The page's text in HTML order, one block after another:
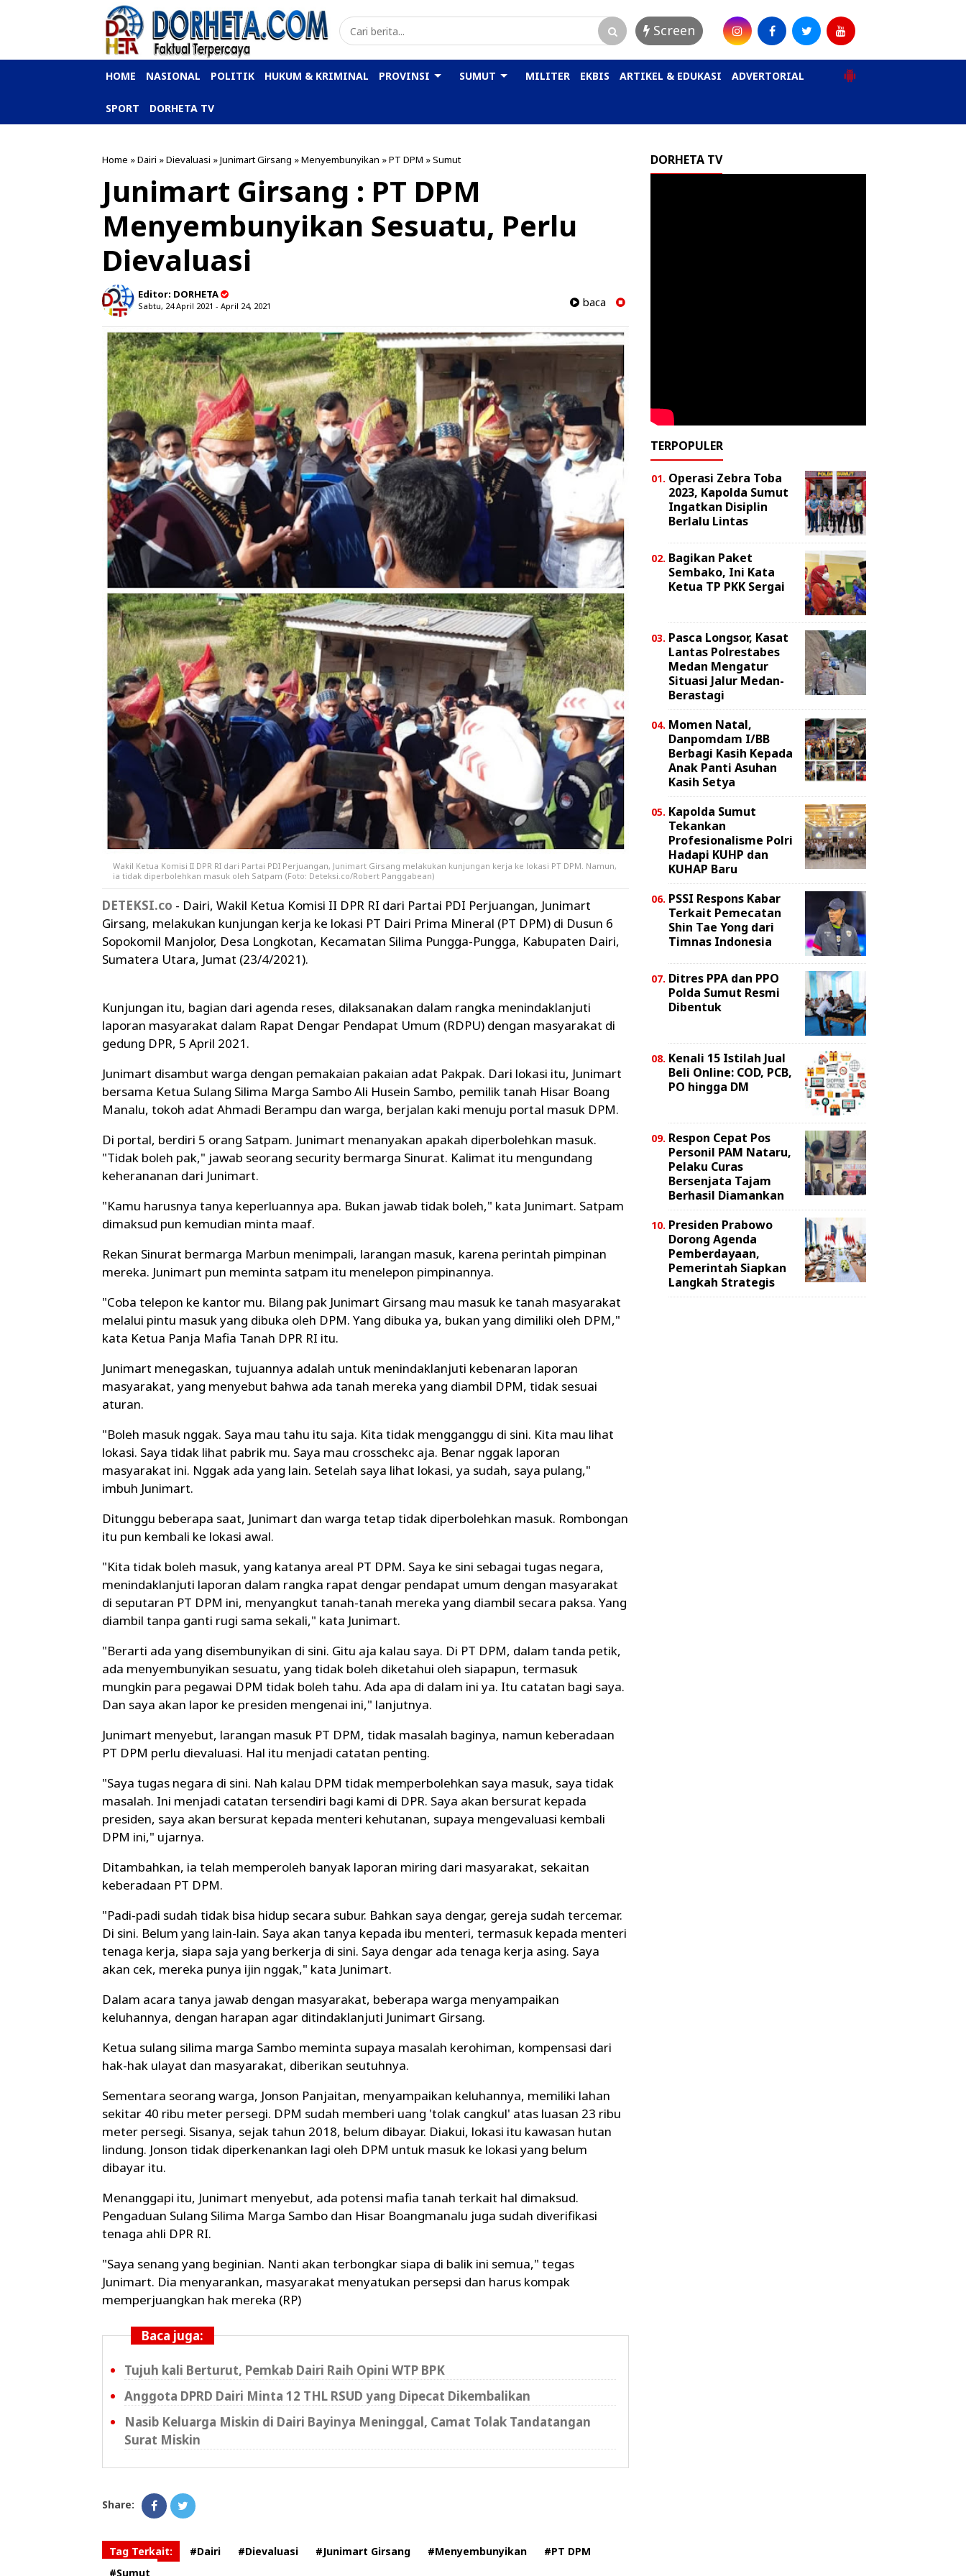
Screen
HOME NASIONAL POLITIK HUKUM & KRIMINAL PROVINSI SUMUT MILITER EKBIS ARTIKEL & EDUKASI ADVERTORIAL
SPORT DORHETA TV
Home »Dairi »Dievaluasi »Junimart Girsang »Menyembunyikan »PT DPM »Sumut
Junimart Girsang : PT DPM
Menyembunyikan Sesuatu, Perlu
Dievaluasi
Editor: DORHETA
Sabtu, 24 April 2021 - April 24, 2021 baca
Wakil Ketua Komisi II DPR RI dari Partai PDI Perjuangan, Junimart Girsang melakukan kunjungan kerja ke lokasi PT DPM. Namun,
ia tidak diperbolehkan masuk oleh Satpam (Foto: Deteksi.co/Robert Panggabean)
DETEKSI.co - Dairi, Wakil Ketua Komisi II DPR RI dari Partai PDI Perjuangan, Junimart
Girsang, melakukan kunjungan kerja ke lokasi PT Dairi Prima Mineral (PT DPM) di Dusun 6
Sopokomil Manjolor, Desa Longkotan, Kecamatan Silima Pungga-Pungga, Kabupaten Dairi,
Sumatera Utara, Jumat (23/4/2021).
Kunjungan itu, bagian dari agenda reses, dilaksanakan dalam rangka menindaklanjuti
laporan masyarakat dalam Rapat Dengar Pendapat Umum (RDPU) dengan masyarakat di
gedung DPR, 5 April 2021.
Junimart disambut warga dengan pemakaian pakaian adat Pakpak. Dari lokasi itu, Junimart
bersama Ketua Sulang Silima Marga Sambo Ali Husein Sambo, pemilik tanah Hisar Boang
Manalu, tokoh adat Ahmadi Berampu dan warga, berjalan kaki menuju portal masuk DPM.
Di portal, berdiri 5 orang Satpam. Junimart menanyakan apakah diperbolehkan masuk.
"Tidak boleh pak," jawab seorang security bermarga Sinurat. Kalimat itu mengundang
keherananan dari Junimart.
"Kamu harusnya tanya keperluannya apa. Bukan jawab tidak boleh," kata Junimart. Satpam
dimaksud pun kemudian minta maaf.
Rekan Sinurat bermarga Marbun menimpali, larangan masuk, karena perintah pimpinan
mereka. Junimart pun meminta satpam itu menelepon pimpinannya.
"Coba telepon ke kantor mu. Bilang pak Junimart Girsang mau masuk ke tanah masyarakat
melalui pintu masuk yang dibuka oleh DPM. Yang dibuka ya, bukan yang dimiliki oleh DPM,"
kata Ketua Panja Mafia Tanah DPR RI itu.
Junimart menegaskan, tujuannya adalah untuk menindaklanjuti kebenaran laporan
masyarakat, yang menyebut bahwa ada tanah mereka yang diambil DPM, tidak sesuai
aturan.
"Boleh masuk nggak. Saya mau tahu itu saja. Kita tidak mengganggu di sini. Kita mau lihat
lokasi. Saya tidak lihat pabrik mu. Saya mau crosschekc aja. Benar nggak laporan
masyarakat ini. Nggak ada yang lain. Setelah saya lihat lokasi, ya sudah, saya pulang,"
imbuh Junimart.
Ditunggu beberapa saat, Junimart dan warga tetap tidak diperbolehkan masuk. Rombongan
itu pun kembali ke lokasi awal.
"Kita tidak boleh masuk, yang katanya areal PT DPM. Saya ke sini sebagai tugas negara,
menindaklanjuti laporan dalam rangka rapat dengar pendapat umum dengan masyarakat
di seputaran PT DPM ini, menyangkut tanah-tanah mereka yang diambil secara paksa. Yang
diambil tanpa ganti rugi sama sekali," kata Junimart.
"Berarti ada yang disembunyikan di sini. Gitu aja kalau saya. Di PT DPM, dalam tanda petik,
ada menyembunyikan sesuatu, yang tidak boleh diketahui oleh siapapun, termasuk
mungkin para pegawai DPM tidak boleh tahu. Ada apa di dalam ini ya. Itu catatan bagi saya.
Dan saya akan lapor ke presiden mengenai ini," lanjutnya.
Junimart menyebut, larangan masuk PT DPM, tidak masalah baginya, namun keberadaan
PT DPM perlu dievaluasi. Hal itu menjadi catatan penting.
"Saya tugas negara di sini. Nah kalau DPM tidak memperbolehkan saya masuk, saya tidak
masalah. Ini menjadi catatan tersendiri bagi kami di DPR. Saya akan bersurat kepada
presiden, saya akan bersurat kepada menteri kehutanan, supaya mengevaluasi kembali
DPM ini," ujarnya.
Ditambahkan, ia telah memperoleh banyak laporan miring dari masyarakat, sekaitan
keberadaan PT DPM.
"Padi-padi sudah tidak bisa hidup secara subur. Bahkan saya dengar, gereja sudah tercemar.
Di sini. Belum yang lain-lain. Saya akan tanya kepada ibu menteri, termasuk kepada menteri
tenaga kerja, siapa saja yang berkerja di sini. Saya dengar ada tenaga kerja asing. Saya
akan cek, mereka punya ijin nggak," kata Junimart.
Dalam acara tanya jawab dengan masyarakat, beberapa warga menyampaikan
keluhannya, dengan harapan agar ditindaklanjuti Junimart Girsang.
Ketua sulang silima marga Sambo meminta supaya masalah kerohiman, kompensasi dari
hak-hak ulayat dan masyarakat, diberikan seutuhnya.
Sementara seorang warga, Jonson Panjaitan, menyampaikan keluhannya, memiliki lahan
sekitar 40 ribu meter persegi. DPM sudah memberi uang 'tolak cangkul' atas luasan 23 ribu
meter persegi. Sisanya, sejak tahun 2018, belum dibayar. Diakui, lokasi itu kawasan hutan
lindung. Jonson tidak diperkenankan lagi oleh DPM untuk masuk ke lokasi yang belum
dibayar itu.
Menanggapi itu, Junimart menyebut, ada potensi mafia tanah terkait hal dimaksud.
Pengaduan Sulang Silima Marga Sambo dan Hisar Boangmanalu juga sudah diverifikasi
tenaga ahli DPR RI.
"Saya senang yang beginian. Nanti akan terbongkar siapa di balik ini semua," tegas
Junimart. Dia menyarankan, masyarakat menyatukan persepsi dan harus kompak
memperjuangkan hak mereka (RP)
Baca juga:
Tujuh kali Berturut, Pemkab Dairi Raih Opini WTP BPK
Anggota DPRD Dairi Minta 12 THL RSUD yang Dipecat Dikembalikan
Nasib Keluarga Miskin di Dairi Bayinya Meninggal, Camat Tolak Tandatangan
Surat Miskin
Share:
Tag Terkait: #Dairi #Dievaluasi #Junimart Girsang #Menyembunyikan
#PT DPM
#Sumut
DORHETA TV
TERPOPULER
Operasi Zebra Toba
2023, Kapolda Sumut
Ingatkan Disiplin
Berlalu Lintas
Bagikan Paket
Sembako, Ini Kata
Ketua TP PKK Sergai
Pasca Longsor, Kasat
Lantas Polrestabes
Medan Mengatur
Situasi Jalur Medan-
Berastagi
Momen Natal,
Danpomdam I/BB
Berbagi Kasih Kepada
Anak Panti Asuhan
Kasih Setya
Kapolda Sumut
Tekankan
Profesionalisme Polri
Hadapi KUHP dan
KUHAP Baru
PSSI Respons Kabar
Terkait Pemecatan
Shin Tae Yong dari
Timnas Indonesia
Ditres PPA dan PPO
Polda Sumut Resmi
Dibentuk
Kenali 15 Istilah Jual
Beli Online: COD, PCB,
PO hingga DM
Respon Cepat Pos
Personil PAM Nataru,
Pelaku Curas
Bersenjata Tajam
Berhasil Diamankan
Presiden Prabowo
Dorong Agenda
Pemberdayaan,
Pemerintah Siapkan
Langkah Strategis